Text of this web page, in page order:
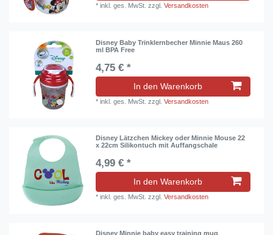
*inkl. ges. MwSt. zzgl.Versandkosten
Disney Baby Trinklernbecher Minnie Maus 260
ml BPA Free
4,75 € *
In den Warenkorb
*inkl. ges. MwSt. zzgl.Versandkosten
Disney Lätzchen Mickey oder Minnie Mouse 22
x 22cm Silikontuch mit Auffangschale
4,99 € *
In den Warenkorb
*inkl. ges. MwSt. zzgl.Versandkosten
Disney Minnie baby easy training mug